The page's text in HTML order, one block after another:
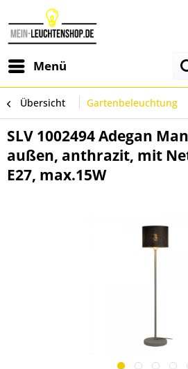
Menü
Übersicht Gartenbeleuchtung
SLV 1002494 Adegan
außen, anthrazit, mit
E27, max.15W